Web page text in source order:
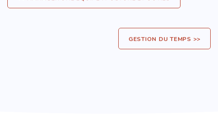
GESTION DU TEMPS >>